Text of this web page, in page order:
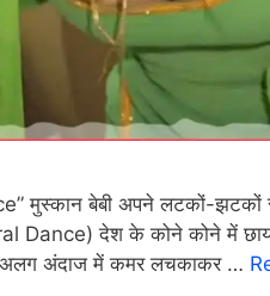
बेबी अपने लटकों-झटकों से
Dance) देश के कोने कोने में
ने अलग अंदाज में कमर लचकाकर …